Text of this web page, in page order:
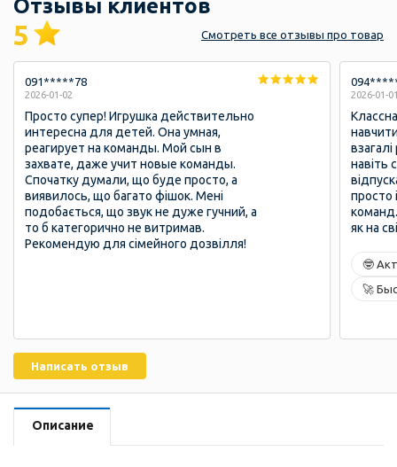
Отзывы клиентов
5 Смотреть все отзывы про товар
091*****78
2026-01-02
Просто супер! Игрушка действительно
интересна для детей. Она умная,
реагирует на команды. Мой сын в
захвате, даже учит новые команды.
Спочатку думали, що буде просто, а
виявилось, що багато фішок. Мені
подобається, що звук не дуже гучний, а
то б категорично не витримав.
Рекомендую для сімейного дозвілля!
2026-01-
навіть
просто
як на
🤓
🚀
Написать отзыв
Описание